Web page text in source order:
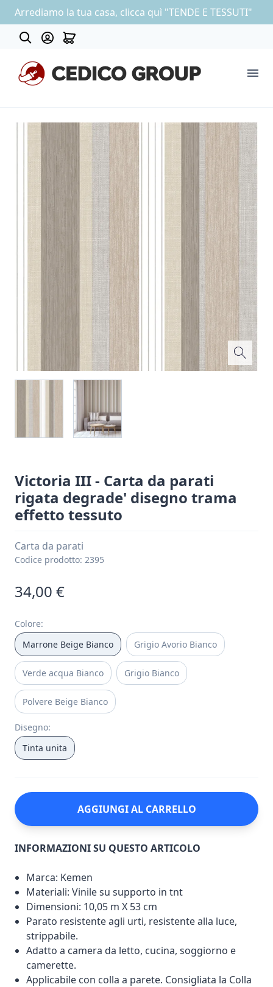
Arrediamo la tua casa, clicca quì "TENDE E TESSUTI"
COLLEZIONE CARTA DA PARATI
OUTLET
Victoria III - Carta da parati
rigata degrade' disegno trama
effetto tessuto
Carta da parati
Codice prodotto: 2395
34,00 €
Colore:
Marrone Beige Bianco
Grigio Avorio Bianco
Verde acqua Bianco Grigio Bianco
Polvere Beige Bianco
Disegno:
Tinta unita
AGGIUNGI AL CARRELLO
INFORMAZIONI SU QUESTO ARTICOLO
Marca: Kemen
Materiali: Vinile su supporto in tnt
Dimensioni: 10,05 m X 53 cm
Parato resistente agli urti, resistente alla luce,
strippabile.
Adatto a camera da letto, cucina, soggiorno e
camerette.
Applicabile con colla a parete. Consigliata la Colla